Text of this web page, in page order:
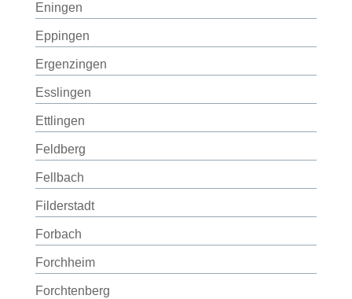
Eningen
Eppingen
Ergenzingen
Esslingen
Ettlingen
Feldberg
Fellbach
Filderstadt
Forbach
Forchheim
Forchtenberg